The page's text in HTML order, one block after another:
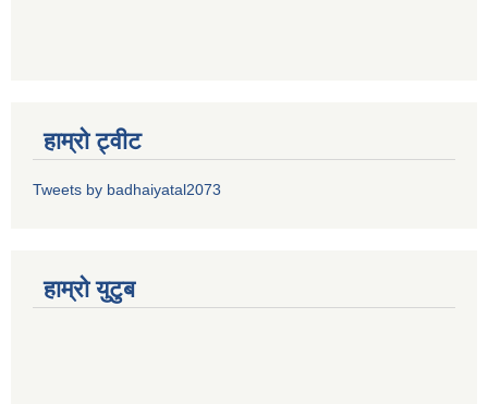
हाम्रो ट्वीट
Tweets by badhaiyatal2073
हाम्रो युटुब